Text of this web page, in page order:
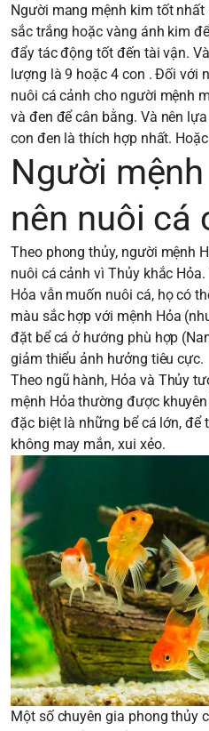
Người mang mệnh kim tốt
sắc trắng hoặc vàng ánh kim
đẩy tác động tốt đến tài vận.
lượng là 9 hoặc 4 con . Đối với
nuôi cá cảnh cho người mệnh
và đen để cân bằng. Và nên
con đen là thích hợp nhất.
Người
nên nuôi cá
Theo phong thủy, người mệnh
nuôi cá cảnh vì Thủy khắc
Hỏa vẫn muốn nuôi cá, họ có
màu sắc hợp với mệnh Hỏa
đặt bể cá ở hướng phù hợp
giảm thiểu ảnh hưởng tiêu cực.
Theo ngũ hành, Hỏa và Thủy
mệnh Hỏa thường được
đặc biệt là những bể cá lớn, để
không may mắn, xui xẻo.
Một số chuyên gia phong thủy